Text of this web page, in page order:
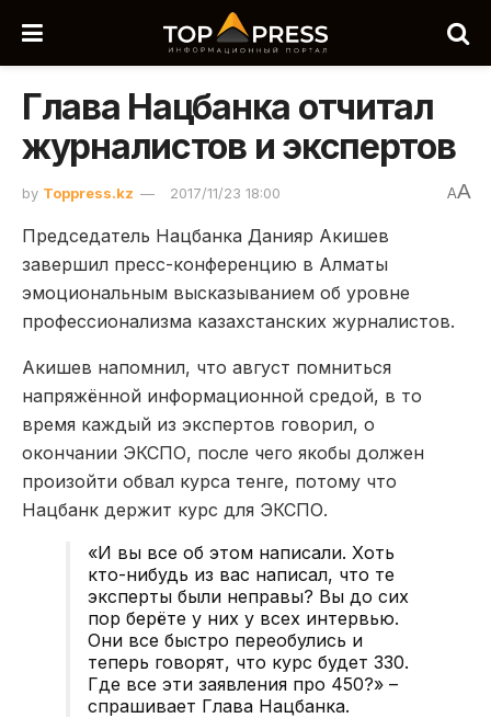
Глава Нацбанка отчитал
журналистов и экспертов
by Toppress.kz 2017/11/23 18:00 AA
Председатель Нацбанка Данияр Акишев
завершил пресс-конференцию в Алматы
эмоциональным высказыванием об уровне
профессионализма казахстанских журналистов.
Акишев напомнил, что август помниться
напряжённой информационной средой, в то
время каждый из экспертов говорил, о
окончании ЭКСПО, после чего якобы должен
произойти обвал курса тенге, потому что
Нацбанк держит курс для ЭКСПО.
«И вы все об этом написали. Хоть
кто-нибудь из вас написал, что те
эксперты были неправы? Вы до сих
пор берёте у них у всех интервью.
Они все быстро переобулись и
теперь говорят, что курс будет 330.
Где все эти заявления про 450?» –
спрашивает Глава Нацбанка.